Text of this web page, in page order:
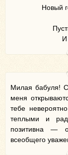
Новый
И
Милая бабуля!
меня
тебе
теплыми и
позитивна —
всеобщего